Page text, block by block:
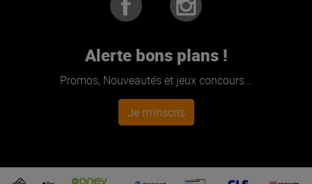
Alerte bons plans !
Promos, Nouveautés et jeux concours...
Je m'inscris